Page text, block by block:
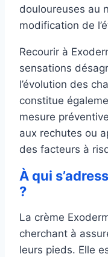
douloureuses au
modification de
Recourir à
sensations
l’évolution des
constitue
mesure
aux rechutes ou
des facteurs à
À qui
?
La crème
cherchant à
leurs pieds. Elle